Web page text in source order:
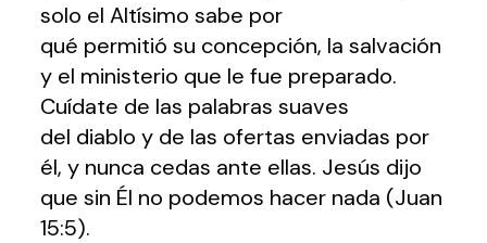
solo el Altísimo sabe por
qué permitió su concepción, la salvación
y el ministerio que le fue preparado.
Cuídate de las palabras suaves
del diablo y de las ofertas enviadas por
él, y nunca cedas ante ellas. Jesús dijo
que sin Él no podemos hacer nada (Juan
15:5).